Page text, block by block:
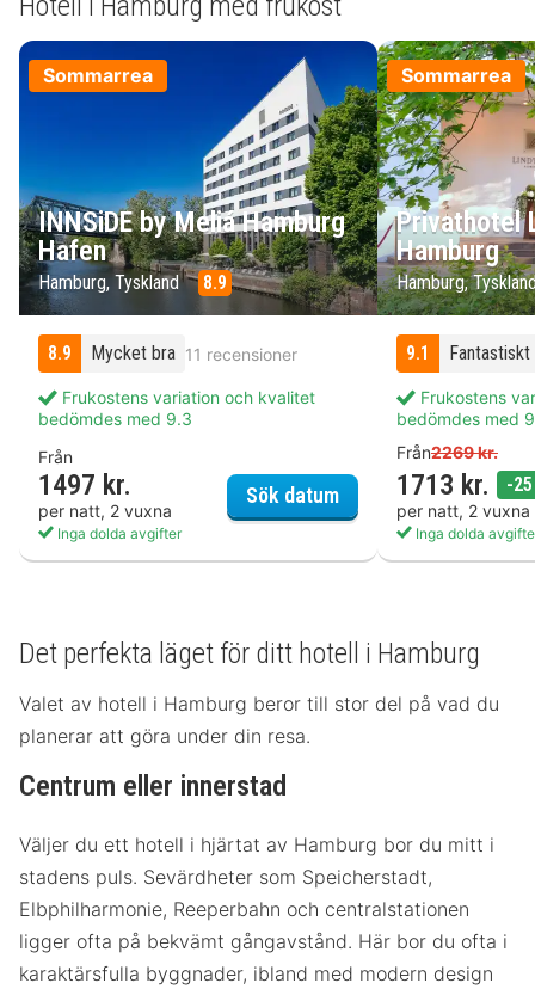
Sommarrea
INNSiDE by Meliá Hamburg
Hafen
Hamburg, Tyskland 8.9
8.9 Mycket bra 11 recensioner
Frukostens variation och kvalitet
bedömdes med 9.3
Från
1497 kr.
per natt, 2 vuxna
Inga dolda avgifter
Sök datumINNSiDE by Meliá
Sommarrea
Privathotel
Hamburg
Hamburg,
9.1 Fantastiskt
Frukostens
bedömdes med
Från2269 kr.
1713 kr. -25
per natt, 2 vuxna
Inga dolda
Det perfekta läget för ditt hotell i Hamburg
Valet av hotell i Hamburg beror till stor del på vad du
planerar att göra under din resa.
Centrum eller innerstad
Väljer du ett hotell i hjärtat av Hamburg bor du mitt i
stadens puls. Sevärdheter som Speicherstadt,
Elbphilharmonie, Reeperbahn och centralstationen
ligger ofta på bekvämt gångavstånd. Här bor du ofta i
karaktärsfulla byggnader, ibland med modern design